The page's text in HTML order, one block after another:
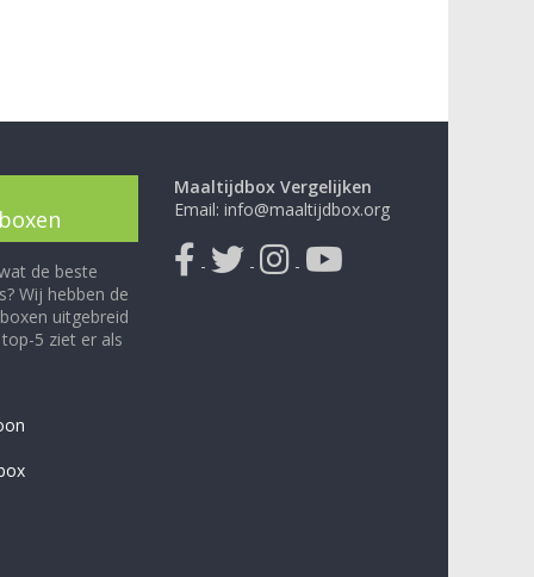
de beste
Wij hebben de
uitgebreid
5 ziet er als
Maaltijdbox Vergelijken
Email: info@maaltijdbox.org
- - -